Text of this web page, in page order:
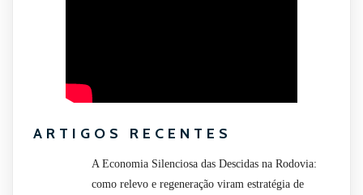
ARTIGOS RECENTES
A Economia Silenciosa das Descidas na Rodovia:
como relevo e regeneração viram estratégia de